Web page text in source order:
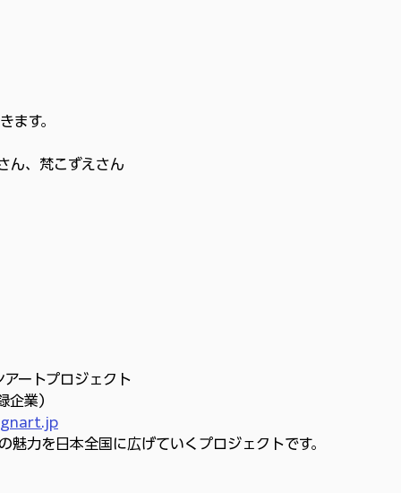
ます。
ん、梵こずえさん
ートプロジェクト
業）
力を日本全国に広げていくプロジェクトです。